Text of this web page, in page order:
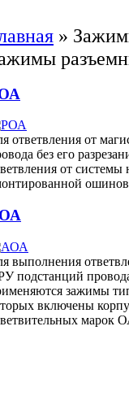
»
ответвления от
без его
от системы
выполнения
подстанций
зажимы
включены
марок